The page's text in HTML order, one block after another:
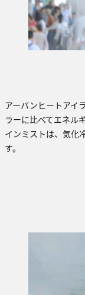
アーバンヒートアイ
ラーに比べてエネル
インミストは、気化
す。